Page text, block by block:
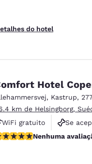
India
English
do hotel
Hotel
, Kastrup,
km de Helsingborg,
WiFi gratuito
Se
avaliação ainda
Nenhuma